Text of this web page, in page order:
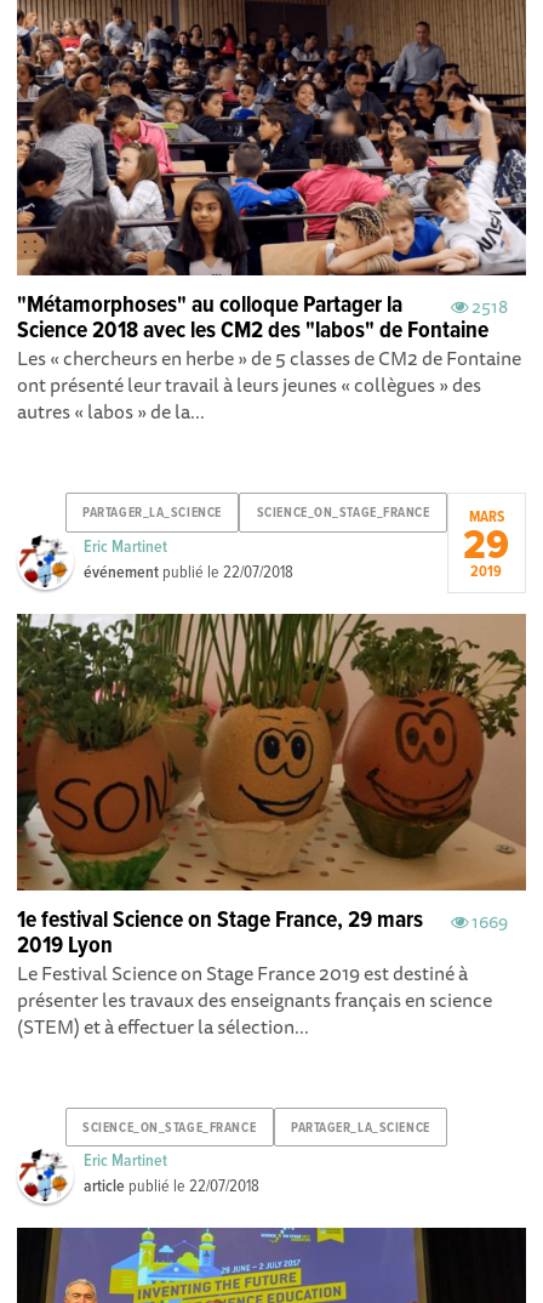
2518
"Métamorphoses" au colloque Partager la
Science 2018 avec les CM2 des "labos" de Fontaine
Les « chercheurs en herbe » de 5 classes de CM2 de Fontaine
ont présenté leur travail à leurs jeunes « collègues » des
autres « labos » de la...
PARTAGER_LA_SCIENCE SCIENCE_ON_STAGE_FRANCE
Eric Martinet
événement publié le22/07/2018
MARS
29
2019
1669
1e festival Science on Stage France, 29 mars
2019 Lyon
Le Festival Science on Stage France 2019 est destiné à
présenter les travaux des enseignants français en science
(STEM) et à effectuer la sélection...
SCIENCE_ON_STAGE_FRANCE PARTAGER_LA_SCIENCE
Eric Martinet
article publié le22/07/2018